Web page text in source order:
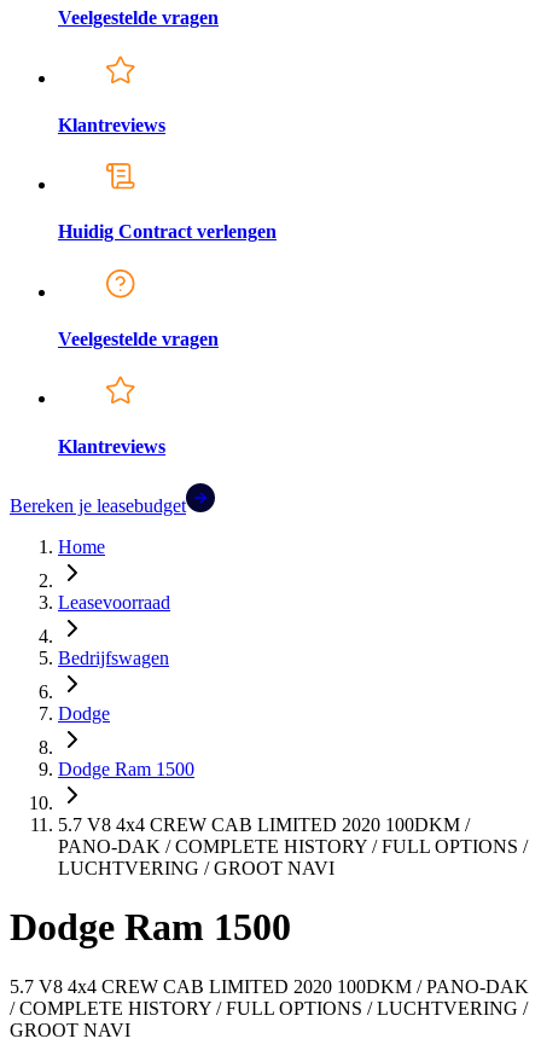
Veelgestelde vragen
Klantreviews
Huidig Contract verlengen
Veelgestelde vragen
Klantreviews
Bereken je leasebudget
Home
Leasevoorraad
Bedrijfswagen
Dodge
Dodge Ram 1500
5.7 V8 4x4 CREW CAB LIMITED 2020 100DKM /
PANO-DAK / COMPLETE HISTORY / FULL OPTIONS /
LUCHTVERING / GROOT NAVI
Dodge Ram 1500
5.7 V8 4x4 CREW CAB LIMITED 2020 100DKM / PANO-DAK
/ COMPLETE HISTORY / FULL OPTIONS / LUCHTVERING /
GROOT NAVI